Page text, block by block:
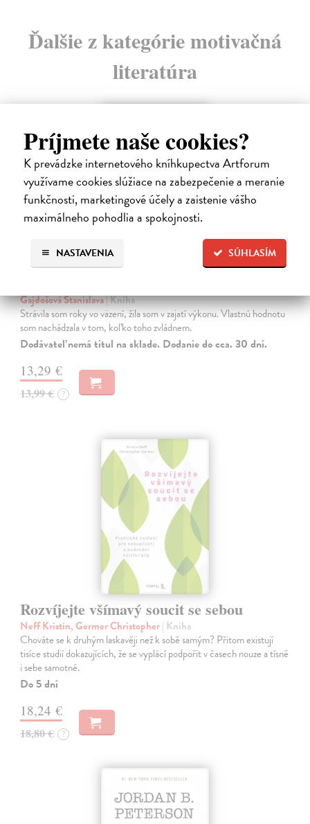
Príjmete naše cookies?
K prevádzke internetového kníhkupectva Artforum
využívame cookies slúžiace na zabezpečenie a meranie
funkčnosti, marketingové účely a zaistenie vášho
maximálneho pohodlia a spokojnosti.
SÚHLASÍM
NASTAVENIA
Ďalšie z kategórie motivačná
literatúra
Gajdošová Stanislava| Kniha
Strávila som roky vo väzení, žila som v zajatí výkonu. Vlastnú hodnotu
som nachádzala v tom, koľko toho zvládnem.
Dodávateľ nemá titul na sklade. Dodanie do cca. 30 dní.
13,29 €
13,99 € ?
Rozvíjejte všímavý soucit se sebou
Neff Kristin, Germer Christopher| Kniha
Chováte se k druhým laskavěji než k sobě samým? Přitom existují
tisíce studií dokazujících, že se vyplácí podpořit v časech nouze a tísně
i sebe samotné.
Do 5 dní
18,24 €
18,80 € ?